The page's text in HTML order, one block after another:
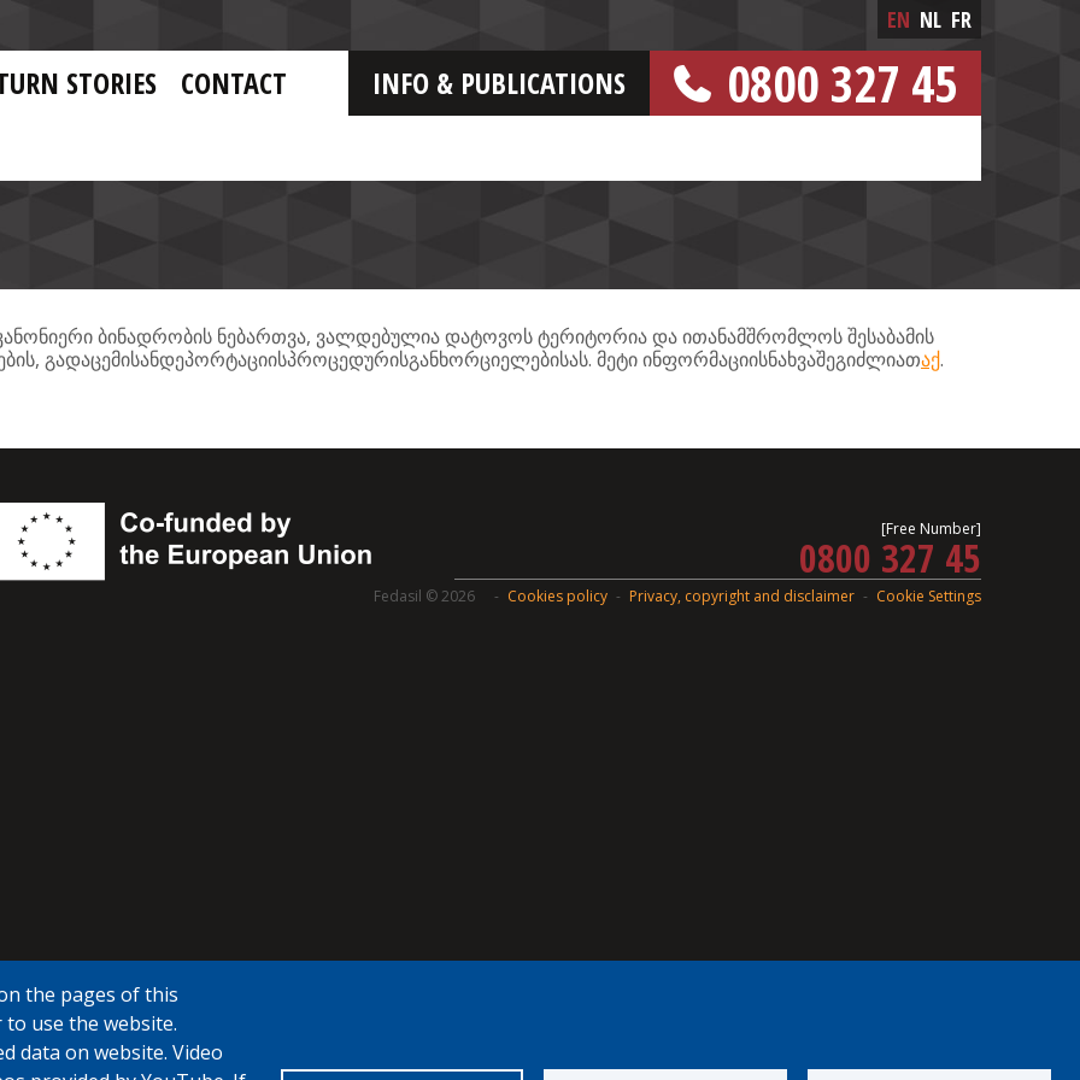
0800 327 45
STORIES CONTACT
INFO & PUBLICATIONS
EN NL FR
ბინადრობის ნებართვა, ვალდებულია დატოვოს ტერიტორია და ითანამშრომლოს შესაბამის
, გადაცემისანდეპორტაციისპროცედურისგანხორციელებისას. მეტი ინფორმაციისნახვაშეგიძლიათაქ.
[Free Number]
0800 327 45
Cookies policy Privacy, copyright and disclaimer Cookie Settings
the pages of this
use the website.
data on website. Video
Fedasil © 2026